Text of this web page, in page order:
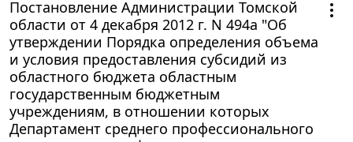
Постановление Администрации Томской
области от 4 декабря 2012 г. N 494а "Об
утверждении Порядка определения объема
и условия предоставления субсидий из
областного бюджета областным
государственным бюджетным
учреждениям, в отношении которых
Департамент среднего профессионального